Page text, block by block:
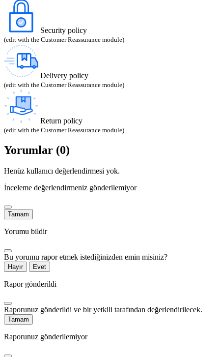
Security policy
(edit with the Customer Reassurance module)
Delivery policy
(edit with the Customer Reassurance module)
Return policy
(edit with the Customer Reassurance module)
Yorumlar (0)
Henüz kullanıcı değerlendirmesi yok.
İnceleme değerlendirmeniz gönderilemiyor
Tamam
Yorumu bildir
Bu yorumu rapor etmek istediğinizden emin misiniz?
Hayır Evet
Rapor gönderildi
Raporunuz gönderildi ve bir yetkili tarafından değerlendirilecek.
Tamam
Raporunuz gönderilemiyor